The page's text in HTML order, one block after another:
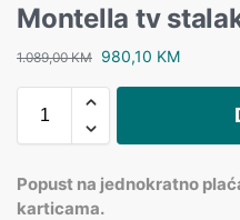
Montella tv
1.089,00KM 980,10 KM
Popust na jednokratno
karticama.